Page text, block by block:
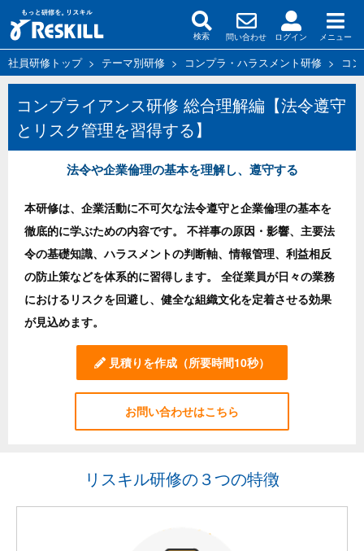
検索 問い合わせ ログイン メニュー
社員研修トップ> テーマ別研修 > コンプラ・ハラスメント研修 > コ
コンプライアンス研修 総合理解編【法令遵守
とリスク管理を習得する】
法令や企業倫理の基本を理解し、遵守する
本研修は、企業活動に不可欠な法令遵守と企業倫理の基本を
徹底的に学ぶための内容です。 不祥事の原因・影響、主要法
令の基礎知識、ハラスメントの判断軸、情報管理、利益相反
の防止策などを体系的に習得します。 全従業員が日々の業務
におけるリスクを回避し、健全な組織文化を定着させる効果
が見込めます。
見積りを作成 （所要時間10秒）
お問い合わせはこちら
リスキル研修の３つの特徴